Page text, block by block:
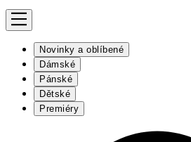
Novinky a oblíbené
Dámské
Pánské
Dětské
Premiéry